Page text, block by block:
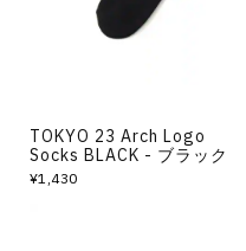
TOKYO 23 Arch Logo
Socks BLACK - ブラック
¥1,430